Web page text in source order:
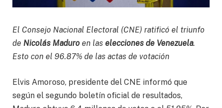
El Consejo Nacional Electoral (CNE) ratificó el triunfo
de Nicolás Maduro en las elecciones de Venezuela.
Esto con el 96.87% de las actas de votación
Elvis Amoroso, presidente del CNE informó que
según el segundo boletín oficial de resultados,